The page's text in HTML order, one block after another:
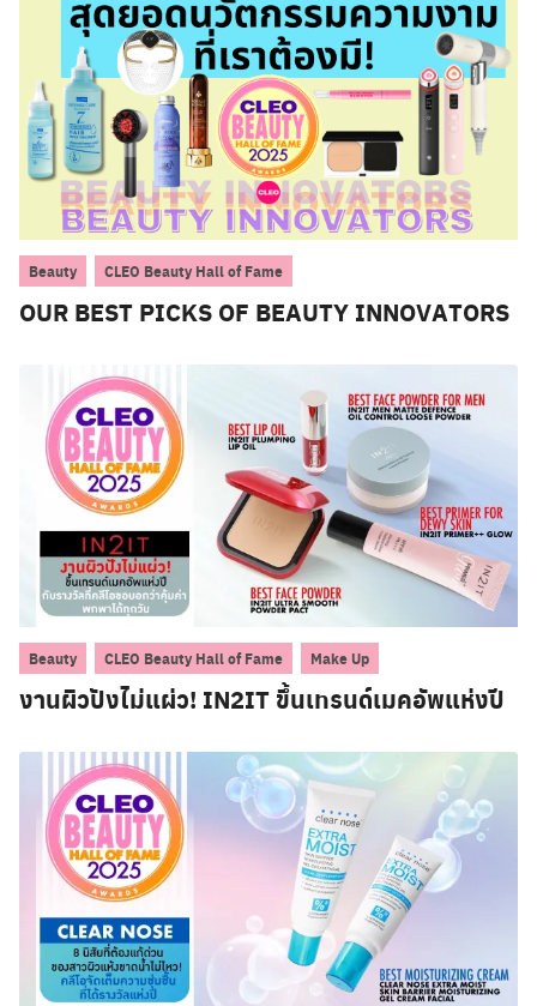
Beauty CLEO Beauty Hall of Fame
OUR BEST PICKS OF BEAUTY INNOVATORS
Beauty CLEO Beauty Hall of Fame Make Up
งานผิวปังไม่แผ่ว! IN2IT ขึ้นเทรนด์เมคอัพแห่งปี